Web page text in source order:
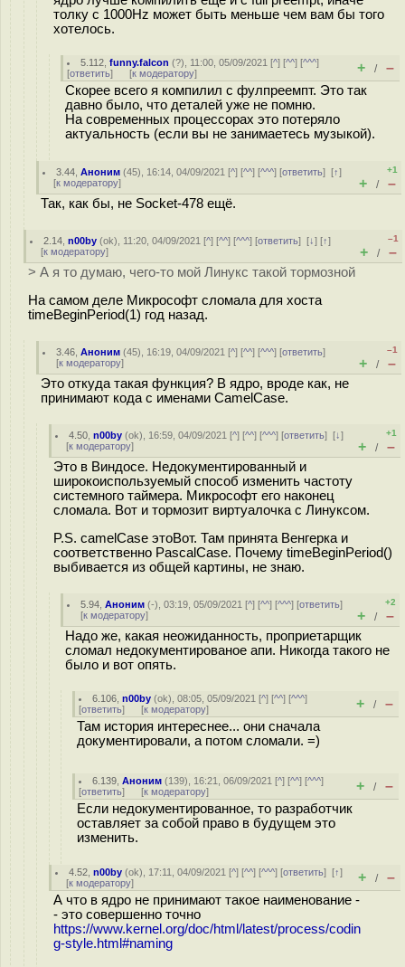
толку с 1000Hz может быть меньше чем вам бы того
хотелось.
5.112 ,funny.falcon (?), 11:00, 05/09/2021 [^] [^^] [^^^]
[ответить] [к модератору] + / –
Скорее всего я компилил с фулпреемпт. Это так
давно было, что деталей уже не помню.
На современных процессорах это потеряло
актуальность (если вы не занимаетесь музыкой).
3.44 ,Аноним (45), 16:14, 04/09/2021 [^] [^^] [^^^] [ответить][↑]
[к модератору]
+1
+ / –
Так, как бы, не Socket-478 ещё.
2.14 ,n00by (ok), 11:20, 04/09/2021 [^] [^^] [^^^] [ответить][↓] [↑]
[к модератору]
–1
+ / –
> А я то думаю, чего-то мой Линукс такой тормозной
На самом деле Микрософт сломала для хоста
timeBeginPeriod(1) год назад.
3.46 ,Аноним (45), 16:19, 04/09/2021 [^] [^^] [^^^] [ответить]
[к модератору]
–1
+ / –
Это откуда такая функция? В ядро, вроде как, не
принимают кода с именами CamelCase.
4.50 ,n00by (ok), 16:59, 04/09/2021 [^] [^^] [^^^] [ответить][↓]
[к модератору]
+1
+ / –
Это в Виндосе. Недокументированный и
широкоиспользуемый способ изменить частоту
системного таймера. Микрософт его наконец
сломала. Вот и тормозит виртуалочка с Линуксом.
P.S. camelCase этоВот. Там принята Венгерка и
соответственно PascalCase. Почему timeBeginPeriod()
выбивается из общей картины, не знаю.
5.94 ,Аноним (-), 03:19, 05/09/2021 [^] [^^] [^^^] [ответить]
[к модератору]
+2
+ / –
Надо же, какая неожиданность, проприетарщик
сломал недокументированое апи. Никогда такого не
было и вот опять.
6.106 ,n00by (ok), 08:05, 05/09/2021 [^] [^^] [^^^]
[ответить] [к модератору] + / –
Там история интереснее... они сначала
документировали, а потом сломали. =)
6.139 ,Аноним (139), 16:21, 06/09/2021 [^] [^^] [^^^]
[ответить] [к модератору] + / –
Если недокументированное, то разработчик
оставляет за собой право в будущем это
изменить.
4.52 ,n00by (ok), 17:11, 04/09/2021 [^] [^^] [^^^] [ответить][↑]
[к модератору] + / –
А что в ядро не принимают такое наименование -
- это совершенно точно
https://www.kernel.org/doc/html/latest/process/codin
g-style.html#naming